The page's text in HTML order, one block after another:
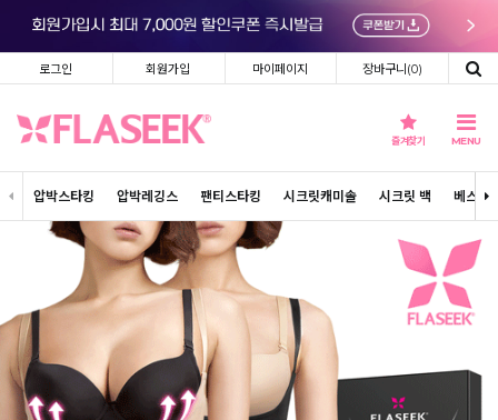
로그인 회원가입 마이페이지 장바구니(0)
즐겨찾기 MENU
압박스타킹 압박레깅스 팬티스타킹 시크릿캐미솔 시크릿 백 베스트